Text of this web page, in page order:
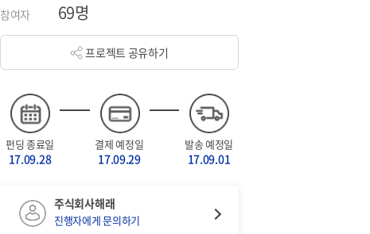
참여자 69명
프로젝트 공유하기
펀딩 종료일
17.09.28
결제 예정일
17.09.29
발송 예정일
17.09.01
주식회사해래
진행자에게 문의하기